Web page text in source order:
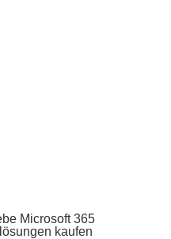
Microsoft 365
kaufen